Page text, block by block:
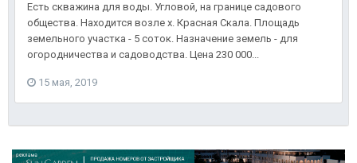
Есть скважина для воды. Угловой, на границе садового
общества. Находится возле х. Красная Скала. Площадь
земельного участка - 5 соток. Назначение земель - для
огородничества и садоводства. Цена 230 000...
15 мая, 2019